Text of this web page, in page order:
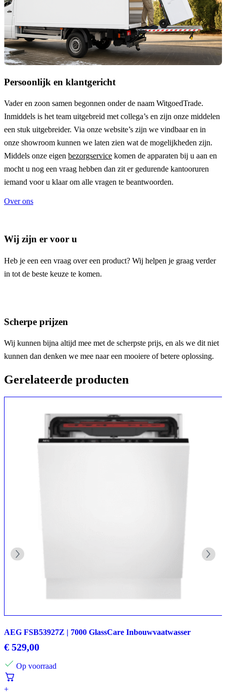
Persoonlijk en klantgericht
Vader en zoon samen begonnen onder de naam WitgoedTrade.
Inmiddels is het team uitgebreid met collega’s en zijn onze middelen
een stuk uitgebreider. Via onze website’s zijn we vindbaar en in
onze showroom kunnen we laten zien wat de mogelijkheden zijn.
Middels onze eigen bezorgservice komen de apparaten bij u aan en
mocht u nog een vraag hebben dan zit er gedurende kantooruren
iemand voor u klaar om alle vragen te beantwoorden.
Over ons
Wij zijn er voor u
Heb je een een vraag over een product? Wij helpen je graag verder
in tot de beste keuze te komen.
Scherpe prijzen
Wij kunnen bijna altijd mee met de scherpste prijs, en als we dit niet
kunnen dan denken we mee naar een mooiere of betere oplossing.
Gerelateerde producten
AEG FSB53927Z | 7000 GlassCare Inbouwvaatwasser
€ 529,00
Op voorraad
+